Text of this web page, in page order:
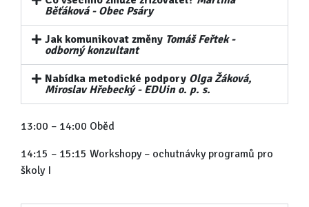
Běťáková - Obec Psáry
Jak komunikovat změny Tomáš Feřtek -
odborný konzultant
Nabídka metodické podpory Olga Žáková,
Miroslav Hřebecký - EDUin o. p. s.
13:00 – 14:00 Oběd
14:15 – 15:15 Workshopy – ochutnávky programů pro
školy I